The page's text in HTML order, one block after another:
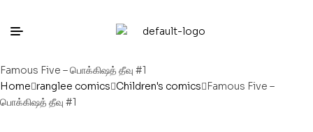
Famous Five – பொக்கிஷத் தீவு #1
Home ranglee comics Children's comics
Famous Five –
பொக்கிஷத் தீவு #1